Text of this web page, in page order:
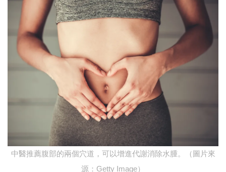
中醫推薦腹部的兩個穴道，可以增進代謝消除水腫。（圖片來
源：Getty Image）